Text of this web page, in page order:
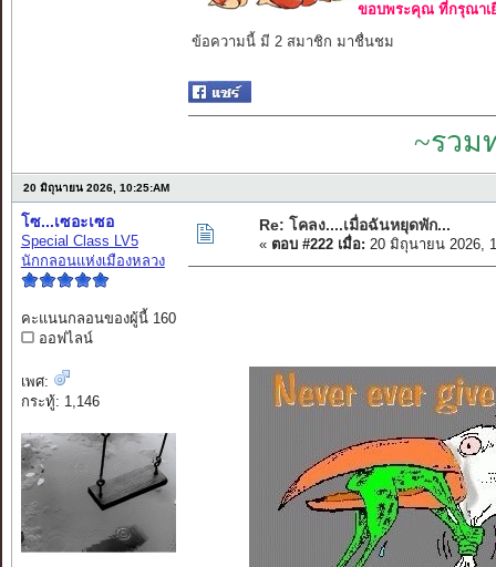
ขอบพระคุณ ที่กรุณาเ
ข้อความนี้ มี 2 สมาชิก มาชื่นชม
~รวม
20 มิถุนายน 2026, 10:25:AM
โซ...เซอะเซอ
Special Class LV5
นักกลอนแห่งเมืองหลวง
คะแนนกลอนของผู้นี้ 160
ออฟไลน์
เพศ:
กระทู้: 1,146
Re: โคลง....เมื่อฉันหยุดพัก...
« ตอบ #222 เมื่อ: 20 มิถุนายน 2026,